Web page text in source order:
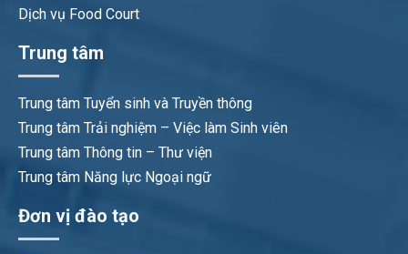
Dịch vụ Food Court
Trung tâm
Trung tâm Tuyển sinh và Truyền thông
Trung tâm Trải nghiệm – Việc làm Sinh viên
Trung tâm Thông tin – Thư viện
Trung tâm Năng lực Ngoại ngữ
Đơn vị đào tạo